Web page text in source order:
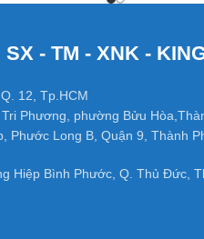
- TM - XNK -
12, Tp.HCM
Phương, phường Bửu
Phước Long B, Quận 9, Thành
Hiệp Bình Phước, Q. Thủ Đức,